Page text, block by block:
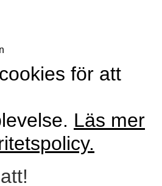
för att
Läs mer